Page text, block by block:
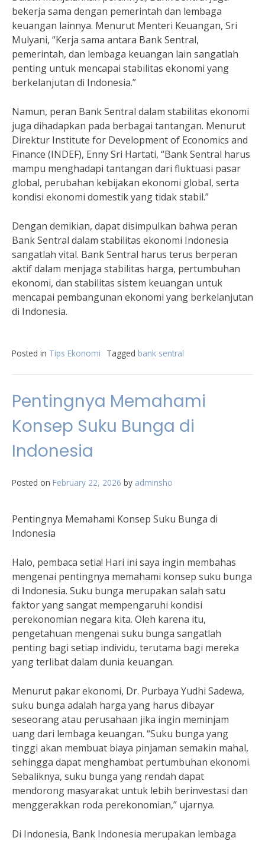
bekerja sama dengan pemerintah dan lembaga
keuangan lainnya. Menurut Menteri Keuangan, Sri
Mulyani, “Kerja sama antara Bank Sentral,
pemerintah, dan lembaga keuangan lain sangatlah
penting untuk mencapai stabilitas ekonomi yang
berkelanjutan di Indonesia.”
Namun, peran Bank Sentral dalam stabilitas ekonomi
juga dihadapkan pada berbagai tantangan. Menurut
Direktur Institute for Development of Economics and
Finance (INDEF), Enny Sri Hartati, “Bank Sentral harus
mampu menghadapi tantangan dari fluktuasi pasar
global, perubahan kebijakan ekonomi global, serta
kondisi ekonomi domestik yang tidak stabil.”
Dengan demikian, dapat disimpulkan bahwa peran
Bank Sentral dalam stabilitas ekonomi Indonesia
sangatlah vital. Bank Sentral harus terus berperan
aktif dalam menjaga stabilitas harga, pertumbuhan
ekonomi, dan stabilitas sistem keuangan untuk
mencapai pembangunan ekonomi yang berkelanjutan
di Indonesia.
Posted in Tips Ekonomi Tagged bank sentral
Pentingnya Memahami
Konsep Suku Bunga di
Indonesia
Posted on February 22, 2026 by adminsho
Pentingnya Memahami Konsep Suku Bunga di
Indonesia
Halo, pembaca setia! Hari ini saya ingin membahas
mengenai pentingnya memahami konsep suku bunga
di Indonesia. Suku bunga merupakan salah satu
faktor yang sangat mempengaruhi kondisi
perekonomian negara kita. Oleh karena itu,
pengetahuan mengenai suku bunga sangatlah
penting bagi setiap individu, terutama bagi mereka
yang terlibat dalam dunia keuangan.
Menurut pakar ekonomi, Dr. Purbaya Yudhi Sadewa,
suku bunga adalah harga yang harus dibayar
seseorang atau perusahaan jika ingin meminjam
uang dari lembaga keuangan. “Suku bunga yang
tinggi akan membuat biaya pinjaman semakin mahal,
sehingga dapat menghambat pertumbuhan ekonomi.
Sebaliknya, suku bunga yang rendah dapat
mendorong masyarakat untuk lebih berinvestasi dan
menggerakkan roda perekonomian,” ujarnya.
Di Indonesia, Bank Indonesia merupakan lembaga